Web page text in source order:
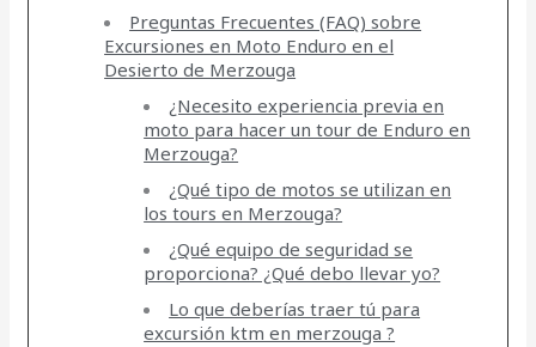
Preguntas Frecuentes (FAQ) sobre
Excursiones en Moto Enduro en el
Desierto de Merzouga
¿Necesito experiencia previa en
moto para hacer un tour de Enduro en
Merzouga?
¿Qué tipo de motos se utilizan en
los tours en Merzouga?
¿Qué equipo de seguridad se
proporciona? ¿Qué debo llevar yo?
Lo que deberías traer tú para
excursión ktm en merzouga ?